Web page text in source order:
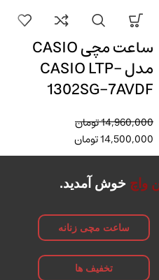
ساعت مچی CASIO
مدل CASIO LTP-
1302SG-7AVDF
14,960,000تومان
14,500,000تومان
واچ خوش آمدید.
ساعت مچی زنانه
تخفیف ها